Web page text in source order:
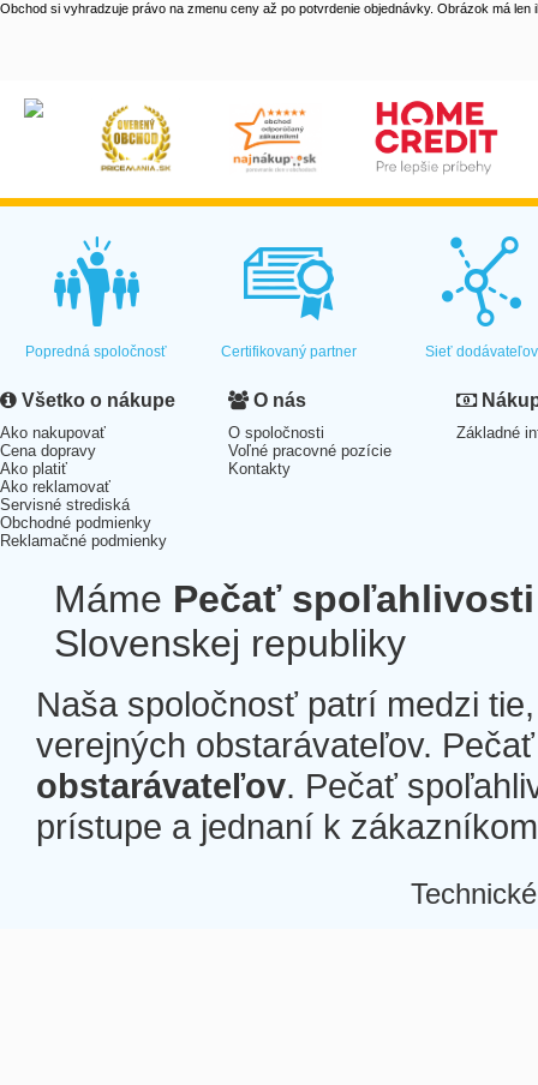
Obchod si vyhradzuje právo na zmenu ceny až po potvrdenie objednávky. Obrázok má len
Popredná spoločnosť Certifikovaný partner Sieť dodávateľov
Všetko o nákupe
Ako nakupovať
Cena dopravy
Ako platiť
Ako reklamovať
Servisné strediská
Obchodné podmienky
Reklamačné podmienky
O nás
O spoločnosti
Voľné pracovné pozície
Kontakty
Základné
Máme Pečať spoľahlivosti
Slovenskej republiky
Naša spoločnosť patrí medzi
verejných obstarávateľov.
obstarávateľov. Pečať
prístupe a jednaní k